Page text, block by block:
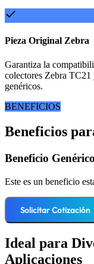
Pieza Original Zebra
Garantiza la
colectores Zebra
genéricos.
BENEFICIOS
Beneficios
Beneficio Genérico
Este es un beneficio
Solicitar Cotización
Ideal para
Aplicaciones